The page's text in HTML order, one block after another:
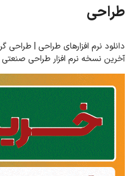
کتاب
وبلاگ
جهت دریافت آخرین اخبار و
بله دنبال کنید (ورود)
طراحی
آخرین نسخه نرم افزار طراحی